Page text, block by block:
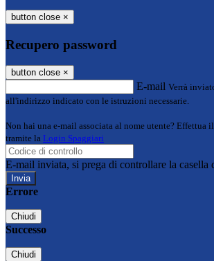
button close ×
Recupero password
button close ×
E-mail Verrà
all'indirizzo indicato con le istruzioni necessarie.
Non hai una e-mail associata al nome utente? Effettua
tramite la Login Spaggiari
E-mail inviata, si prega di controllare la casella
Errore
Chiudi
Successo
Chiudi